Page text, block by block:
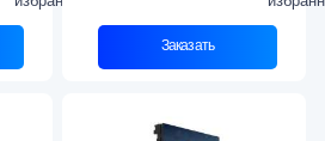
Заказать